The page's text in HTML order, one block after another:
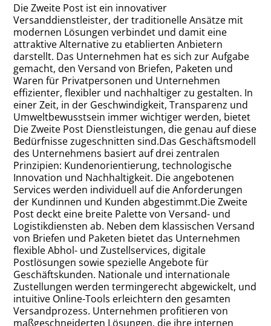
Die Zweite Post ist ein innovativer
Versanddienstleister, der traditionelle Ansätze mit
modernen Lösungen verbindet und damit eine
attraktive Alternative zu etablierten Anbietern
darstellt. Das Unternehmen hat es sich zur Aufgabe
gemacht, den Versand von Briefen, Paketen und
Waren für Privatpersonen und Unternehmen
effizienter, flexibler und nachhaltiger zu gestalten. In
einer Zeit, in der Geschwindigkeit, Transparenz und
Umweltbewusstsein immer wichtiger werden, bietet
Die Zweite Post Dienstleistungen, die genau auf diese
Bedürfnisse zugeschnitten sind.Das Geschäftsmodell
des Unternehmens basiert auf drei zentralen
Prinzipien: Kundenorientierung, technologische
Innovation und Nachhaltigkeit. Die angebotenen
Services werden individuell auf die Anforderungen
der Kundinnen und Kunden abgestimmt.Die Zweite
Post deckt eine breite Palette von Versand- und
Logistikdiensten ab. Neben dem klassischen Versand
von Briefen und Paketen bietet das Unternehmen
flexible Abhol- und Zustellservices, digitale
Postlösungen sowie spezielle Angebote für
Geschäftskunden. Nationale und internationale
Zustellungen werden termingerecht abgewickelt, und
intuitive Online-Tools erleichtern den gesamten
Versandprozess. Unternehmen profitieren von
maßgeschneiderten Lösungen, die ihre internen